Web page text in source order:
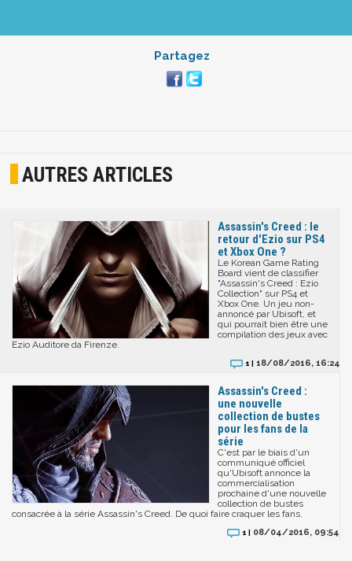
Partagez
AUTRES ARTICLES
Assassin's Creed : le
retour d'Ezio sur PS4
et Xbox One ?
Le Korean Game Rating
Board vient de classifier
"Assassin's Creed : Ezio
Collection" sur PS4 et
Xbox One. Un jeu non-
annoncé par Ubisoft, et
qui pourrait bien être une
compilation des jeux avec
Ezio Auditore da Firenze.
1 | 18/08/2016, 16:24
Assassin's Creed :
une nouvelle
collection de bustes
pour les fans de la
série
C'est par le biais d'un
communiqué officiel
qu'Ubisoft annonce la
commercialisation
prochaine d'une nouvelle
collection de bustes
consacrée à la série Assassin's Creed. De quoi faire craquer les fans.
1 | 08/04/2016, 09:54